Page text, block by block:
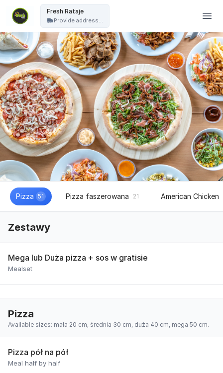
Fresh Rataje
Provide address...
Pizza 51 Pizza faszerowana 21 American Chicken
Zestawy
Mega lub Duża pizza + sos w gratisie
Mealset
Pizza
Available sizes: mała 20 cm, średnia 30 cm, duża 40 cm, mega 50 cm.
Pizza pół na pół
Meal half by half